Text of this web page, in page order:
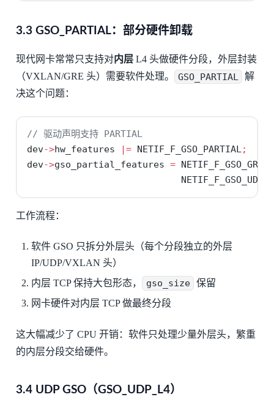
3.3 GSO_PARTIAL：部分硬件卸载
现代网卡常常只支持对内层L4 头做硬件分段，外层封装
（VXLAN/GRE 头）需要软件处理。
GSO_PARTIAL
解
决这个问题：
// 驱动声明支持 PARTIAL
dev->hw_features |= NETIF_F_GSO_PARTIAL;
dev->gso_partial_features = NETIF_F_GSO_GRE
工作流程：
软件 GSO 只拆分外层头（每个分段独立的外层
IP/UDP/VXLAN 头）
内层 TCP 保持大包形态，
gso_size
保留
网卡硬件对内层 TCP 做最终分段
这大幅减少了 CPU 开销：软件只处理少量外层头，繁重
的内层分段交给硬件。
3.4 UDP GSO（GSO_UDP_L4）